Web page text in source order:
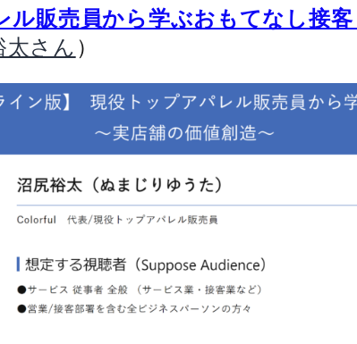
ル販売員から学ぶおもてなし接
太さん ）